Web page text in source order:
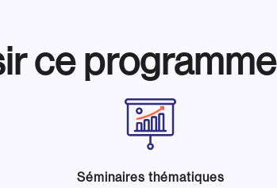
ce
Séminaires thématiques